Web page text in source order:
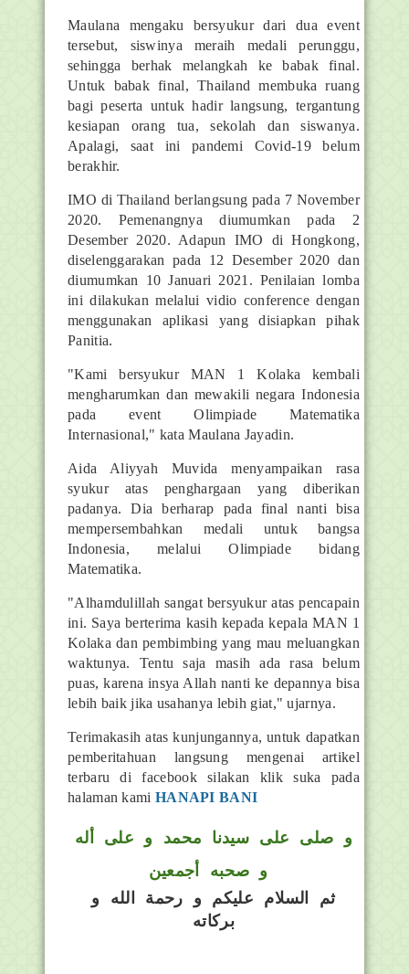
Maulana mengaku bersyukur dari dua event
tersebut, siswinya meraih medali perunggu,
sehingga berhak melangkah ke babak final.
Untuk babak final, Thailand membuka ruang
bagi peserta untuk hadir langsung, tergantung
kesiapan orang tua, sekolah dan siswanya.
Apalagi, saat ini pandemi Covid-19 belum
berakhir.
IMO di Thailand berlangsung pada 7 November
2020. Pemenangnya diumumkan pada 2
Desember 2020. Adapun IMO di Hongkong,
diselenggarakan pada 12 Desember 2020 dan
diumumkan 10 Januari 2021. Penilaian lomba
ini dilakukan melalui vidio conference dengan
menggunakan aplikasi yang disiapkan pihak
Panitia.
"Kami bersyukur MAN 1 Kolaka kembali
mengharumkan dan mewakili negara Indonesia
pada event Olimpiade Matematika
Internasional," kata Maulana Jayadin.
Aida Aliyyah Muvida menyampaikan rasa
syukur atas penghargaan yang diberikan
padanya. Dia berharap pada final nanti bisa
mempersembahkan medali untuk bangsa
Indonesia, melalui Olimpiade bidang
Matematika.
"Alhamdulillah sangat bersyukur atas pencapain
ini. Saya berterima kasih kepada kepala MAN 1
Kolaka dan pembimbing yang mau meluangkan
waktunya. Tentu saja masih ada rasa belum
puas, karena insya Allah nanti ke depannya bisa
lebih baik jika usahanya lebih giat," ujarnya.
Terimakasih atas kunjungannya, untuk dapatkan
pemberitahuan langsung mengenai artikel
terbaru di facebook silakan klik suka pada
halaman kami HANAPI BANI
و صلى على سيدنا محمد و على أله
و صحبه أجمعين
ثم السلام عليكم و رحمة الله و
بركاته